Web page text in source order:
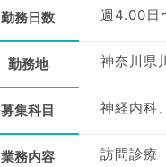
勤務日数 週4.00日
勤務地 神奈川県
募集科目
業務内容 訪問診療